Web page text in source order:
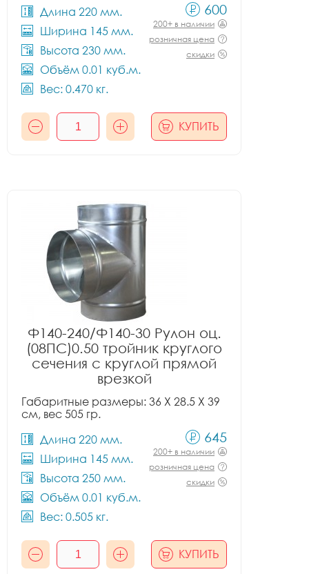
Длина 220 мм.
Ширина 145 мм.
Высота 230 мм.
Объём 0.01 куб.м.
Вес: 0.470 кг.
600
200+ в наличии
розничная цена
скидки
КУПИТЬ
Ф140-240/Ф140-30 Рулон оц.
(08ПС)0.50 тройник круглого
сечения с круглой прямой
врезкой
Габаритные размеры: 36 X 28.5 X 39
см, вес 505 гр.
Длина 220 мм.
Ширина 145 мм.
Высота 250 мм.
Объём 0.01 куб.м.
Вес: 0.505 кг.
645
200+ в наличии
розничная цена
скидки
КУПИТЬ